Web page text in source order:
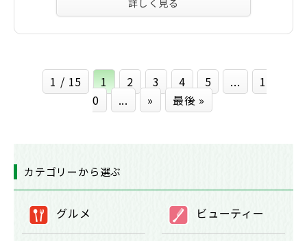
1 / 15 1 2 3 4 5 ...
1
0
... » 最後 »
カテゴリーから選ぶ
① グルメ ② ビューティー